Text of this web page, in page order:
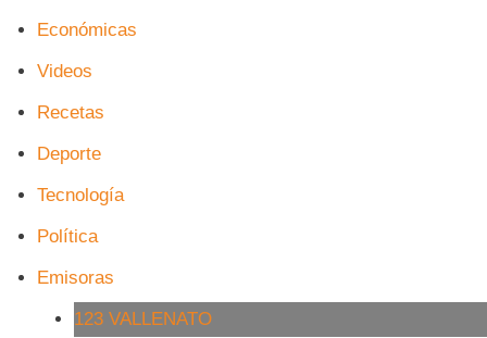
Económicas
Videos
Recetas
Deporte
Tecnología
Política
Emisoras
123 VALLENATO